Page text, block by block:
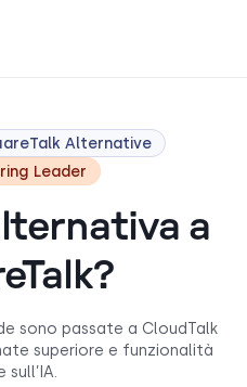
Alternative
Leader
a
sono passate a CloudTalk
superiore e funzionalità
sull’IA.